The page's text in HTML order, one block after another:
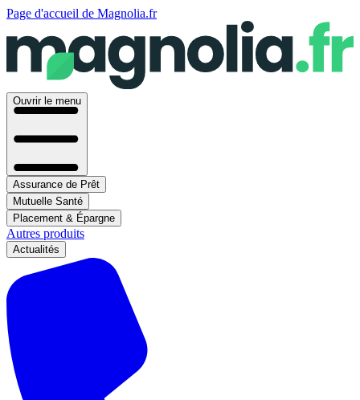
Page d'accueil de Magnolia.fr
Ouvrir le menu
Assurance de Prêt
Mutuelle Santé
Placement & Épargne
Autres produits
Actualités